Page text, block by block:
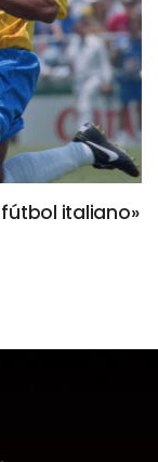
fútbol italiano»